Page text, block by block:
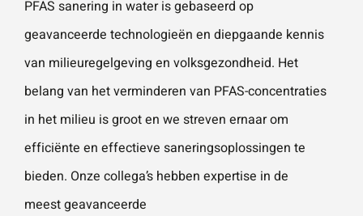
PFAS sanering in water is gebaseerd op
geavanceerde technologieën en diepgaande kennis
van milieuregelgeving en volksgezondheid. Het
belang van het verminderen van PFAS-concentraties
in het milieu is groot en we streven ernaar om
efficiënte en effectieve saneringsoplossingen te
bieden. Onze collega’s hebben expertise in de
meest geavanceerde